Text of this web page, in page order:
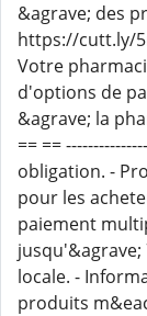
&agrave; des
https://cutt.ly/
Votre
d'options de
&agrave; la
== ==
obligation. -
pour les
paiement
locale. -
produits